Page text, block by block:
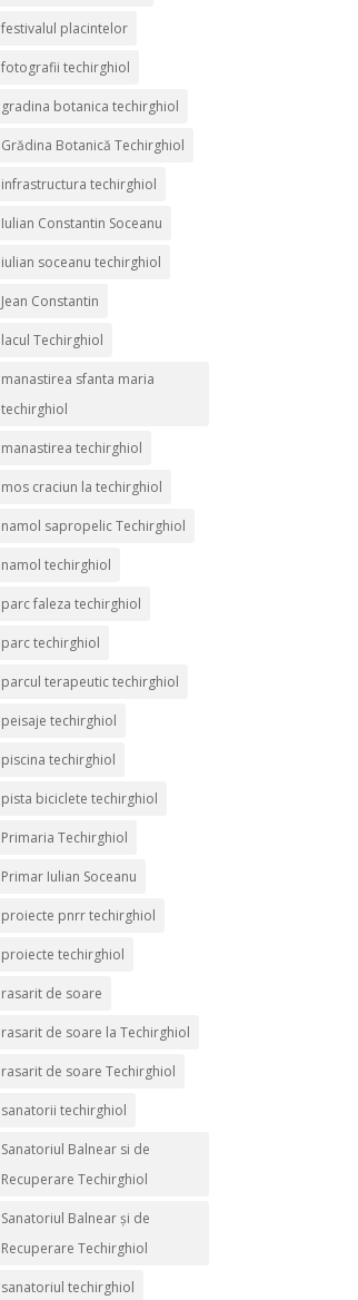
festivalul placintelor
fotografii techirghiol
gradina botanica techirghiol
Grădina Botanică Techirghiol
infrastructura techirghiol
Iulian Constantin Soceanu
iulian soceanu techirghiol
Jean Constantin
lacul Techirghiol
manastirea sfanta maria
techirghiol
manastirea techirghiol
mos craciun la techirghiol
namol sapropelic Techirghiol
namol techirghiol
parc faleza techirghiol
parc techirghiol
parcul terapeutic techirghiol
peisaje techirghiol
piscina techirghiol
pista biciclete techirghiol
Primaria Techirghiol
Primar Iulian Soceanu
proiecte pnrr techirghiol
proiecte techirghiol
rasarit de soare
rasarit de soare la Techirghiol
rasarit de soare Techirghiol
sanatorii techirghiol
Sanatoriul Balnear si de
Recuperare Techirghiol
Sanatoriul Balnear și de
Recuperare Techirghiol
sanatoriul techirghiol